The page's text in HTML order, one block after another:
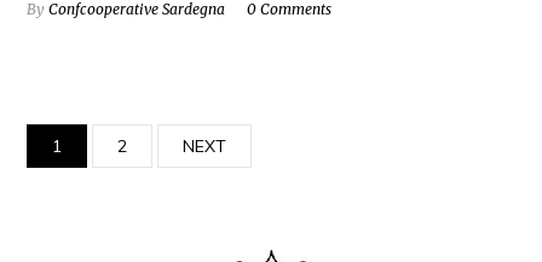
ByConfcooperative Sardegna 0 Comments
1 2 NEXT